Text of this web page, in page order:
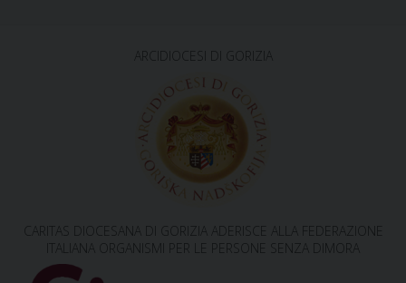
ARCIDIOCESI DI GORIZIA
CARITAS DIOCESANA DI GORIZIA ADERISCE ALLA FEDERAZIONE
ITALIANA ORGANISMI PER LE PERSONE SENZA DIMORA